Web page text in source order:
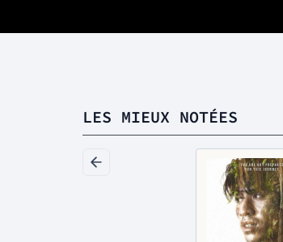
LES MIEUX NOTÉES